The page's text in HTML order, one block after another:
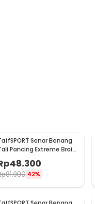
Senar Benang
Pancing Extreme Braid
5.0 500M - FM-PEL
48.300
81.900 42%